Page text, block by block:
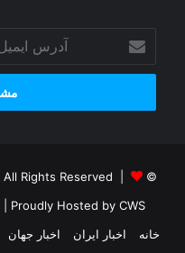
ایمیل
خود
وارد
© Copyright 2026, Channel One HD, All Rights Reserved |
| Proudly Hosted by CWS
خانه
اخبار ایران اخبار جهان